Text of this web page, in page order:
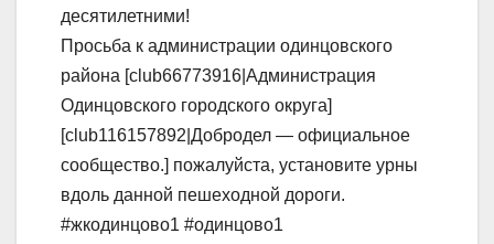
десятилетними!
Просьба к администрации одинцовского
района [club66773916|Администрация
Одинцовского городского округа]
[club116157892|Добродел — официальное
сообщество.] пожалуйста, установите урны
вдоль данной пешеходной дороги.
#жкодинцово1 #одинцово1